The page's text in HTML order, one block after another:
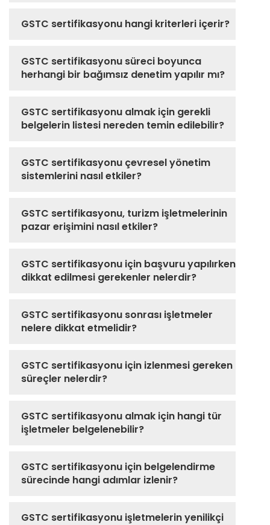
GSTC sertifikasyonu hangi kriterleri içerir?
GSTC sertifikasyonu süreci boyunca
herhangi bir bağımsız denetim yapılır mı?
GSTC sertifikasyonu almak için gerekli
belgelerin listesi nereden temin edilebilir?
GSTC sertifikasyonu çevresel yönetim
sistemlerini nasıl etkiler?
GSTC sertifikasyonu, turizm işletmelerinin
pazar erişimini nasıl etkiler?
GSTC sertifikasyonu için başvuru yapılırken
dikkat edilmesi gerekenler nelerdir?
GSTC sertifikasyonu sonrası işletmeler
nelere dikkat etmelidir?
GSTC sertifikasyonu için izlenmesi gereken
süreçler nelerdir?
GSTC sertifikasyonu almak için hangi tür
işletmeler belgelenebilir?
GSTC sertifikasyonu için belgelendirme
sürecinde hangi adımlar izlenir?
GSTC sertifikasyonu işletmelerin yenilikçi